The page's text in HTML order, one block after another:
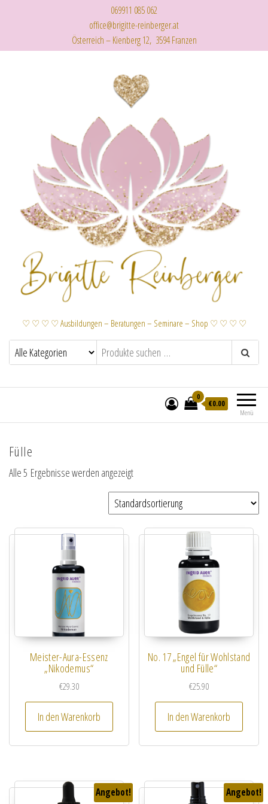
069911 085 062
office@brigitte-reinberger.at
Österreich – Kienberg 12, 3594 Franzen
♡ ♡ ♡ ♡ Ausbildungen – Beratungen – Seminare – Shop ♡ ♡ ♡ ♡
Menü
0
€0.00
Fülle
Alle 5 Ergebnisse werden angezeigt
Meister-Aura-Essenz
„Nikodemus“
€29.30
In den Warenkorb
No. 17 „Engel für Wohlstand
und Fülle“
€25.90
In den Warenkorb
Angebot! Angebot!